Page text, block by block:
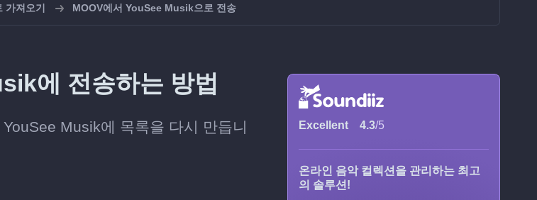
져오기 MOOV에서 YouSee Musik으로 전송
에 전송하는 방법
Musik에 목록을 다시 만듭니
Excellent 4.3/5
온라인 음악 컬렉션을 관리하는 최고
의 솔루션!